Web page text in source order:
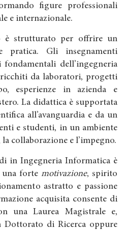
figure professionali
e internazionale.
è strutturato per offrire un
Gli insegnamenti
dell’ingegneria
da laboratori, progetti
esperienze in azienda e
La didattica è supportata
all’avanguardia e da un
e studenti, in un ambiente
collaborazione e l’impegno.
in Ingegneria Informatica è
una forte motivazione, spirito
astratto e passione
acquisita consente di
una Laurea Magistrale e,
Dottorato di Ricerca oppure